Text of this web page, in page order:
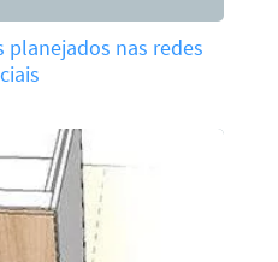
planejados nas redes